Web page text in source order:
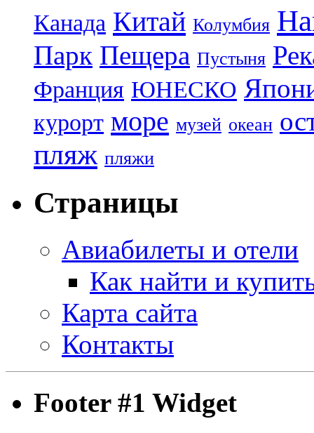
Канада Китай Колумбия
Парк Пещера Пустыня
Франция ЮНЕСКО
курорт море музей океан
пляж пляжи
Страницы
Авиабилеты и отели
Как найти и
Карта сайта
Контакты
Footer #1 Widget